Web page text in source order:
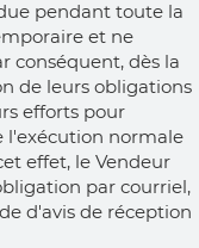
pendant toute la
et ne
conséquent, dès la
de leurs obligations
efforts pour
l'exécution normale
effet, le Vendeur
par courriel,
d'avis de réception